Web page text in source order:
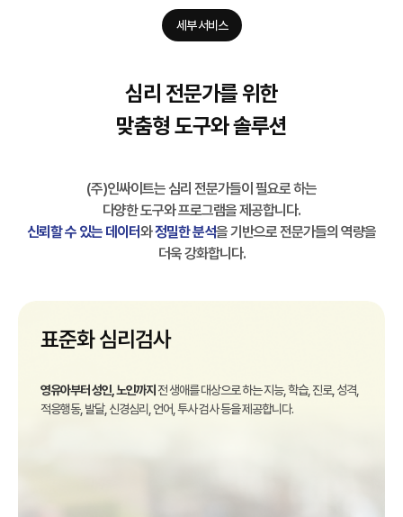
세부 서비스
심리 전문가를 위한
맞춤형 도구와 솔루션
(주)인싸이트는 심리 전문가들이 필요로 하는
다양한 도구와 프로그램을 제공합니다.
신뢰할 수 있는 데이터와정밀한 분석을 기반으로 전문가들의 역량을
더욱 강화합니다.
표준화 심리검사
영유아부터 성인, 노인까지 전 생애를 대상으로 하는 지능, 학습, 진로, 성격,
적응행동, 발달, 신경심리, 언어, 투사 검사 등을 제공합니다.